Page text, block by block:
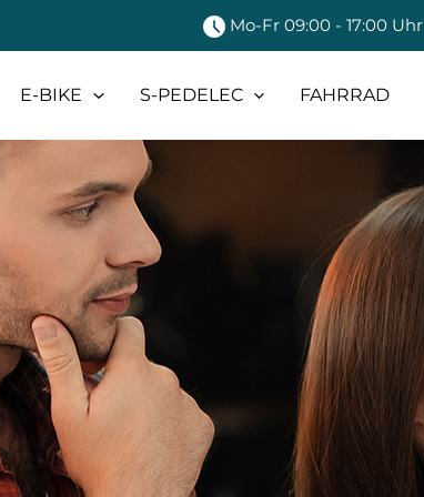
Mo-Fr 09:00 - 17:00 Uhr
E-BIKE S-PEDELEC FAHRRAD